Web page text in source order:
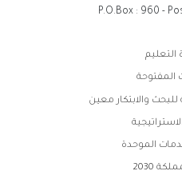
P.O.Box : 960 -
التعليم
المفتوحة
والابتكار معين
الموحدة
2030